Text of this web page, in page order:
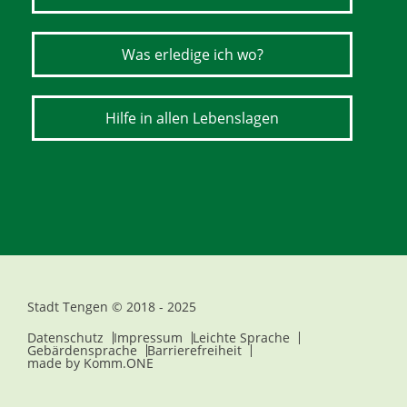
Was erledige ich wo?
Hilfe in allen Lebenslagen
Stadt Tengen © 2018 - 2025
Datenschutz
Impressum Leichte Sprache
Gebärdensprache Barrierefreiheit
made by Komm.ONE